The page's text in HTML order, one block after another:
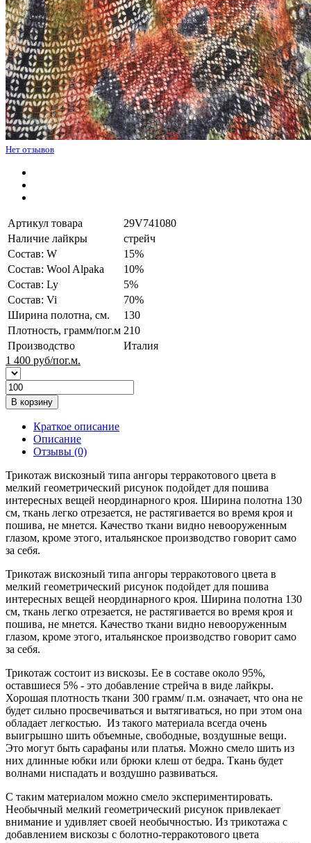
Нет отзывов
Артикул товара
29V741080
Наличие лайкры
стрейч
Состав: W
15%
Состав: Wool Alpaka
10%
Состав: Ly
5%
Состав: Vi
70%
Ширина полотна, см.
130
Плотность, грамм/пог.м 210
Производство
Италия
1 400 руб/пог.м.
В корзину
Краткое описание
Описание
Отзывы (0)
Трикотаж вискозный типа ангоры терракотового цвета в
мелкий геометрический рисунок подойдет для пошива
интересных вещей неординарного кроя. Ширина полотна 130
см, ткань легко отрезается, не растягивается во время кроя и
пошива, не мнется. Качество ткани видно невооруженным
глазом, кроме этого, итальянское производство говорит само
за себя.
Трикотаж вискозный типа ангоры терракотового цвета в
мелкий геометрический рисунок подойдет для пошива
интересных вещей неординарного кроя. Ширина полотна 130
см, ткань легко отрезается, не растягивается во время кроя и
пошива, не мнется. Качество ткани видно невооруженным
глазом, кроме этого, итальянское производство говорит само
за себя.
Трикотаж состоит из вискозы. Ее в составе около 95%,
оставшиеся 5% - это добавление стрейча в виде лайкры.
Хорошая плотность ткани 300 грамм/ п.м. означает, что она не
будет сильно просвечиваться и вытягиваться, но при этом она
обладает легкостью. Из такого материала всегда очень
выигрышно шить объемные, свободные, воздушные вещи.
Это могут быть сарафаны или платья. Можно смело шить из
них длинные юбки или брюки клеш от бедра. Ткань будет
волнами ниспадать и воздушно развиваться.
С таким материалом можно смело экспериментировать.
Необычный мелкий геометрический рисунок привлекает
внимание и удивляет своей необычностью. Из трикотажа с
добавлением вискозы с болотно-терракотового цвета